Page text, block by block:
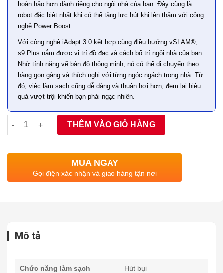
hoàn hảo hơn dành riêng cho ngôi nhà của bạn. Đây cũng là
robot đặc biệt nhất khi có thể tăng lực hút khi lên thảm với công
nghệ Power Boost.
Với công nghệ iAdapt 3.0 kết hợp cùng điều hướng vSLAM®,
s9 Plus nắm được vị trí đồ đạc và cách bố trí ngôi nhà của bạn.
Nhờ tính năng vẽ bản đồ thông minh, nó có thể di chuyển theo
hàng gọn gàng và thích nghi với từng ngóc ngách trong nhà. Từ
đó, việc làm sạch cũng dễ dàng và thuận hợi hơn, đem lại hiệu
quả vượt trội khiến bạn phải ngạc nhiên.
Số lượng THÊM VÀO GIỎ HÀNG
MUA NGAY
Gọi điện xác nhận và giao hàng tận nơi
Mô tả
Chức năng làm sạch Hút bụi